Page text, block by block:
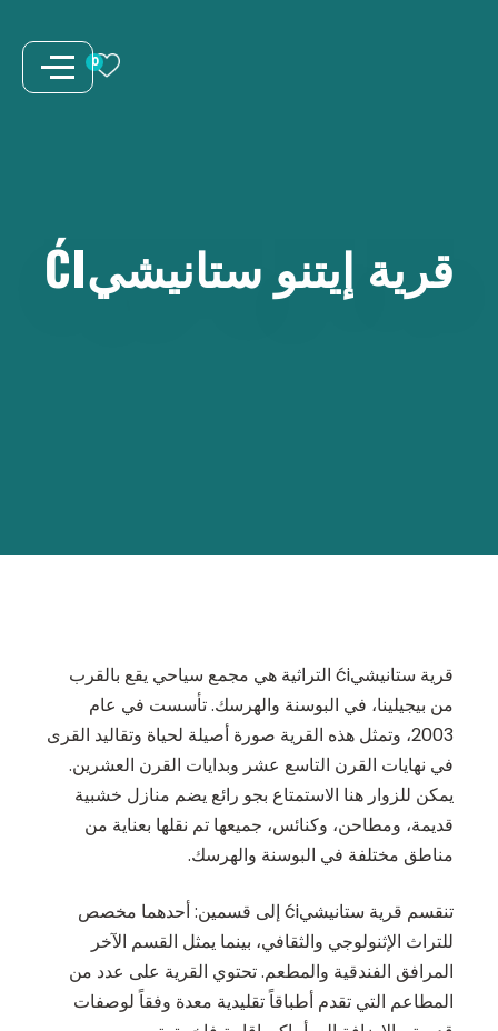
0
قرية إيتنو ستانيشيĆI
قرية ستانيشيći التراثية هي مجمع سياحي يقع بالقرب
من بيجيلينا، في البوسنة والهرسك. تأسست في عام
2003، وتمثل هذه القرية صورة أصيلة لحياة وتقاليد القرى
في نهايات القرن التاسع عشر وبدايات القرن العشرين.
يمكن للزوار هنا الاستمتاع بجو رائع يضم منازل خشبية
قديمة، ومطاحن، وكنائس، جميعها تم نقلها بعناية من
مناطق مختلفة في البوسنة والهرسك.
تنقسم قرية ستانيشيći إلى قسمين: أحدهما مخصص
للتراث الإثنولوجي والثقافي، بينما يمثل القسم الآخر
المرافق الفندقية والمطعم. تحتوي القرية على عدد من
المطاعم التي تقدم أطباقاً تقليدية معدة وفقاً لوصفات